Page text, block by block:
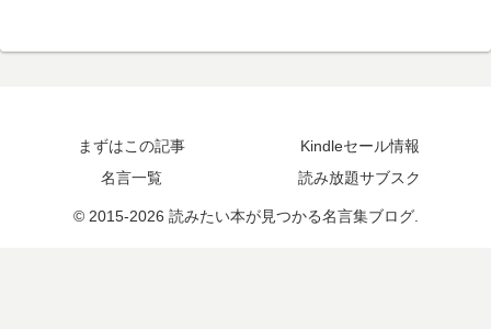
まずはこの記事
Kindleセール情報
名言一覧
読み放題サブスク
© 2015-2026 読みたい本が見つかる名言集ブログ.